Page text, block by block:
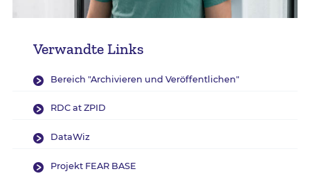
Verwandte Links
Bereich "Archivieren und Veröffentlichen"
RDC at ZPID
DataWiz
Projekt FEAR BASE